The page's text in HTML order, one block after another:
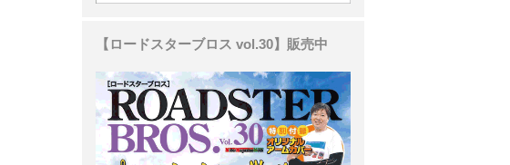
【ロードスターブロス vol.30】販売中